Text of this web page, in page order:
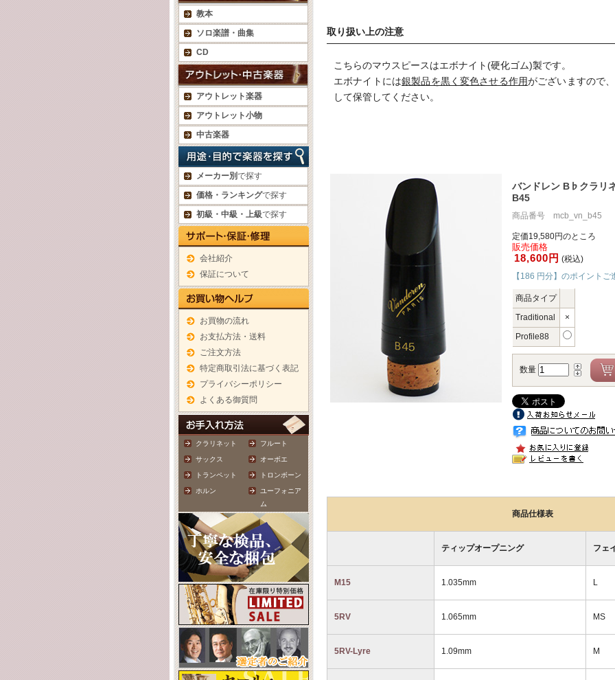
教本
ソロ楽譜・曲集
CD
アウトレット楽器
アウトレット小物
中古楽器
メーカー別で探す
価格・ランキングで探す
初級・中級・上級で探す
会社紹介
保証について
お買物の流れ
お支払方法・送料
ご注文方法
特定商取引法に基づく表記
プライバシーポリシー
よくある御質問
クラリネット フルート
サックス オーボエ
トランペット トロンボーン
ホルン
ユーフォニア
ム
取り扱い上の注意
こちらのマウスピースはエボナイト(硬化ゴム)製です。
エボナイトには銀製品を黒く変色させる作用がございますので
して保管してください。
バンドレン B♭クラリ
B45
商品番号 mcb_vn_b45
定価19,580円のところ
販売価格
18,600円 (税込)
【186 円分】のポイントご
商品タイプ
Traditional
×
Profile88
数量
商品仕様表
ティップオープニング フェ
M15 1.035mm L
5RV 1.065mm MS
5RV-Lyre 1.09mm M